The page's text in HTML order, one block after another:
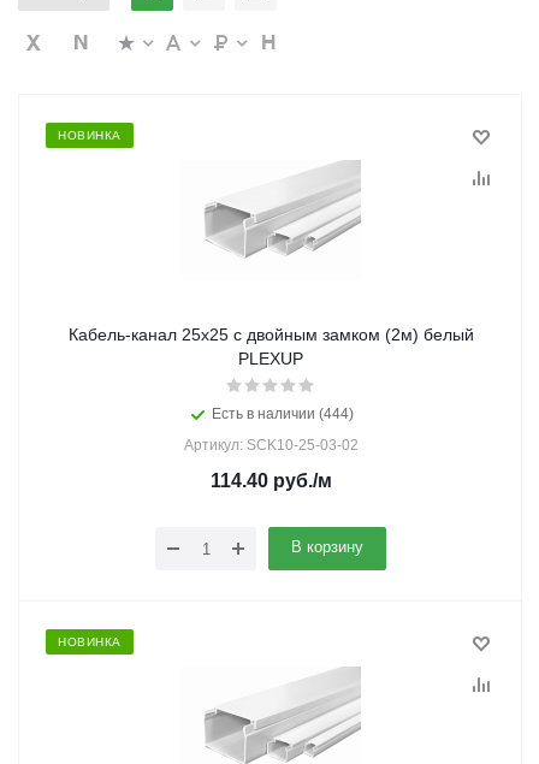
НОВИНКА
Кабель-канал 25х25 с двойным замком (2м) белый
PLEXUP
Есть в наличии (444)
Артикул: SCK10-25-03-02
114.40руб./м
В корзину
НОВИНКА